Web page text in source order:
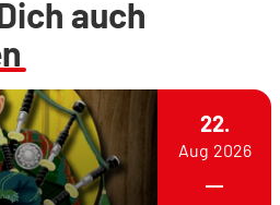
auch
22.
Aug 2026